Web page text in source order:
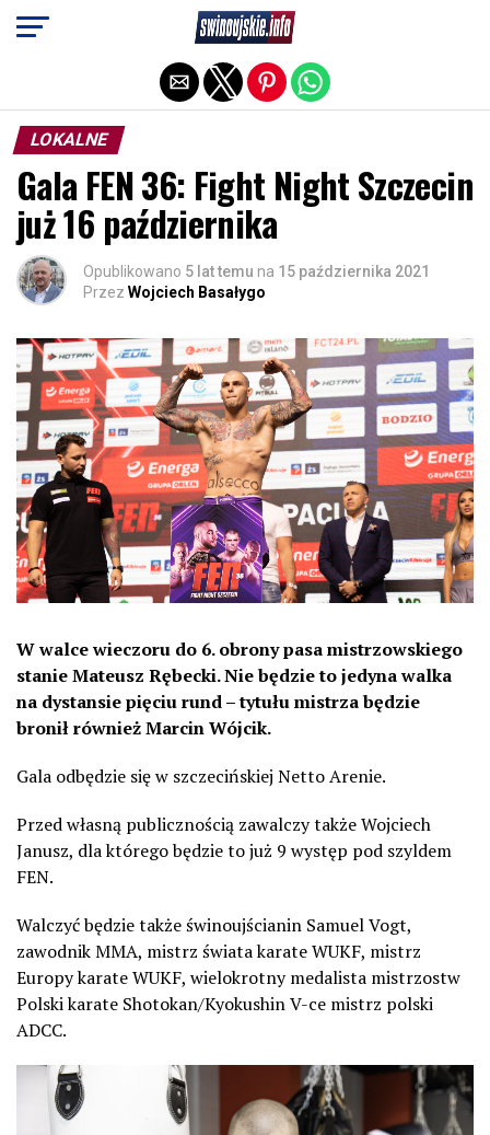
LOKALNE
Gala FEN 36: Fight Night Szczecin
już 16 października
Opublikowano 5 lat temu na 15 października 2021
Przez Wojciech Basałygo
W walce wieczoru do 6. obrony pasa mistrzowskiego
stanie Mateusz Rębecki. Nie będzie to jedyna walka
na dystansie pięciu rund – tytułu mistrza będzie
bronił również Marcin Wójcik.
Gala odbędzie się w szczecińskiej Netto Arenie.
Przed własną publicznością zawalczy także Wojciech
Janusz, dla którego będzie to już 9 występ pod szyldem
FEN.
Walczyć będzie także świnoujścianin Samuel Vogt,
zawodnik MMA, mistrz świata karate WUKF, mistrz
Europy karate WUKF, wielokrotny medalista mistrzostw
Polski karate Shotokan/Kyokushin V-ce mistrz polski
ADCC.
Exit mobile version